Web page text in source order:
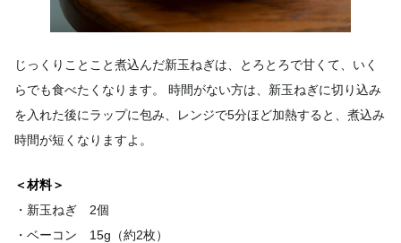
じっくりことこと煮込んだ新玉ねぎは、とろとろで甘くて、いく
らでも食べたくなります。 時間がない方は、新玉ねぎに切り込み
を入れた後にラップに包み、レンジで5分ほど加熱すると、煮込み
時間が短くなりますよ。
＜材料＞
・新玉ねぎ 2個
・ベーコン 15g（約2枚）